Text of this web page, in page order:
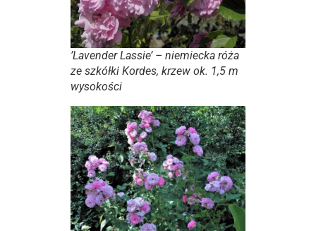
’Lavender Lassie’ – niemiecka róża
ze szkółki Kordes, krzew ok. 1,5 m
wysokości